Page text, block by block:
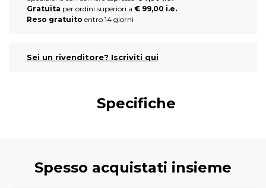
Gratuita per ordini superiori a € 99,00 i.e.
Reso gratuito entro 14 giorni
Sei un rivenditore? Iscriviti qui
Specifiche
Spesso acquistati insieme